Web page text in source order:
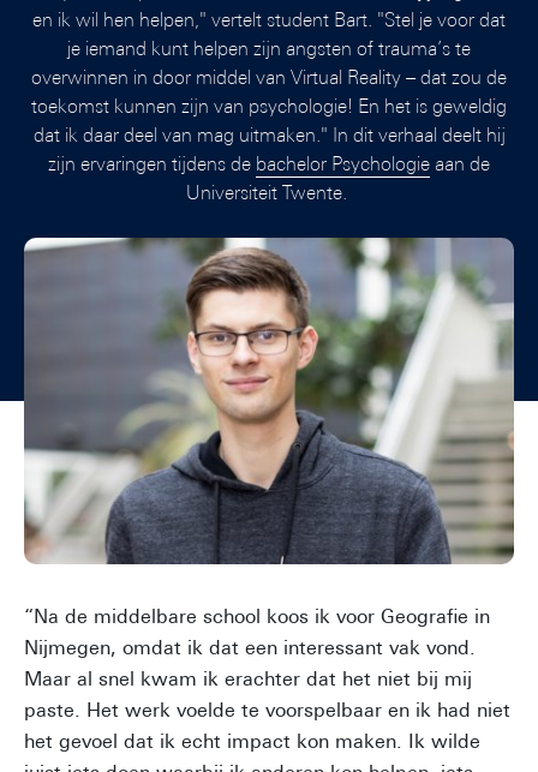
en ik wil hen helpen," vertelt student Bart. "Stel je voor dat
je iemand kunt helpen zijn angsten of trauma’s te
overwinnen in door middel van Virtual Reality – dat zou de
toekomst kunnen zijn van psychologie! En het is geweldig
dat ik daar deel van mag uitmaken." In dit verhaal deelt hij
zijn ervaringen tijdens de bachelor Psychologie aan de
Universiteit Twente.
“Na de middelbare school koos ik voor Geografie in
Nijmegen, omdat ik dat een interessant vak vond.
Maar al snel kwam ik erachter dat het niet bij mij
paste. Het werk voelde te voorspelbaar en ik had niet
het gevoel dat ik echt impact kon maken. Ik wilde